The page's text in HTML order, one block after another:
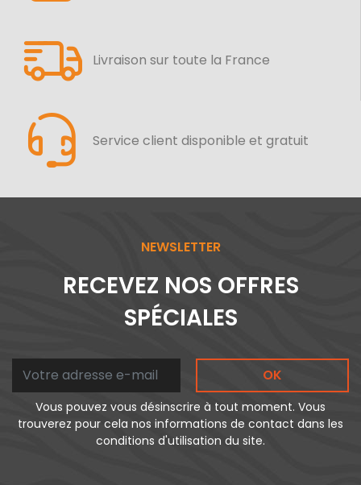
Livraison sur toute la France
Service client disponible et gratuit
NEWSLETTER
RECEVEZ NOS OFFRES
SPÉCIALES
OK
Vous pouvez vous désinscrire à tout moment. Vous
trouverez pour cela nos informations de contact dans les
conditions d'utilisation du site.